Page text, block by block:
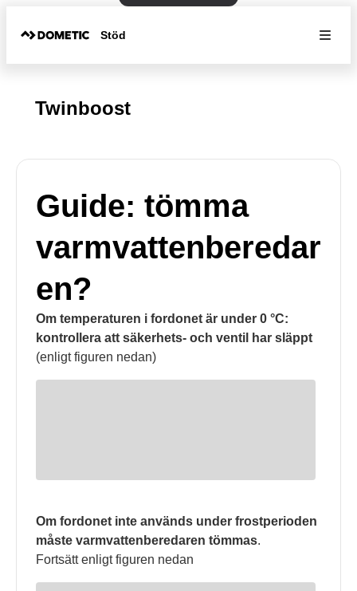
Stöd
Twinboost
Guide: tömma
varmvattenberedar
en?
Om temperaturen i fordonet är under 0 °C:
kontrollera att säkerhets- och ventil har släppt
(enligt figuren nedan)
Om fordonet inte används under frostperioden
måste varmvattenberedaren tömmas.
Fortsätt enligt figuren nedan